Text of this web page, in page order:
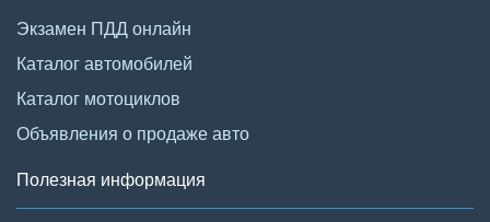
Экзамен ПДД онлайн
Каталог автомобилей
Каталог мотоциклов
Объявления о продаже авто
Полезная информация